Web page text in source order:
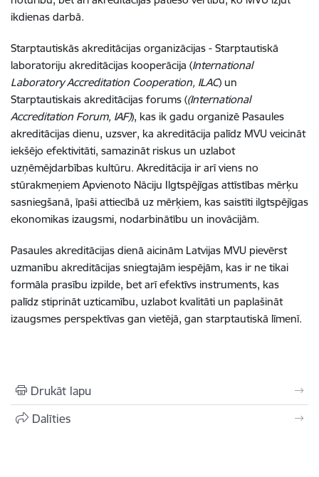
ikdienas darbā.
Starptautiskās akreditācijas organizācijas - Starptautiskā
laboratoriju akreditācijas kooperācija (International
Laboratory Accreditation Cooperation, ILAC) un
Starptautiskais akreditācijas forums ((International
Accreditation Forum, IAF)), kas ik gadu organizē Pasaules
akreditācijas dienu, uzsver, ka akreditācija palīdz MVU veicināt
iekšējo efektivitāti, samazināt riskus un uzlabot
uzņēmējdarbības kultūru. Akreditācija ir arī viens no
stūrakmeņiem Apvienoto Nāciju Ilgtspējīgas attīstības mērķu
sasniegšanā, īpaši attiecībā uz mērķiem, kas saistīti ilgtspējīgas
ekonomikas izaugsmi, nodarbinātību un inovācijām.
Pasaules akreditācijas dienā aicinām Latvijas MVU pievērst
uzmanību akreditācijas sniegtajām iespējām, kas ir ne tikai
formāla prasību izpilde, bet arī efektīvs instruments, kas
palīdz stiprināt uzticamību, uzlabot kvalitāti un paplašināt
izaugsmes perspektīvas gan vietējā, gan starptautiskā līmenī.
Drukāt lapu
Dalīties